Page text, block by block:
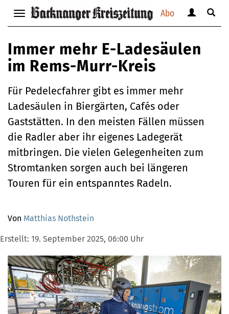
Abo
Navigation
anzeigen
verbergen
anzeigen
verbergen
Suche
Immer mehr E-Ladesäulen
im Rems-Murr-Kreis
Für Pedelecfahrer gibt es immer mehr
Ladesäulen in Biergärten, Cafés oder
Gaststätten. In den meisten Fällen müssen
die Radler aber ihr eigenes Ladegerät
mitbringen. Die vielen Gelegenheiten zum
Stromtanken sorgen auch bei längeren
Touren für ein entspanntes Radeln.
Von Matthias Nothstein
Erstellt: 19. September 2025, 06:00 Uhr